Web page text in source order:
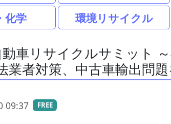
化学
環境リサイクル
車リサイクルサミット
業者対策、中古車輸出問
09:37 FREE